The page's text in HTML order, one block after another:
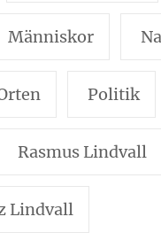
Människor
Politik
Rasmus Lindvall
Lindvall